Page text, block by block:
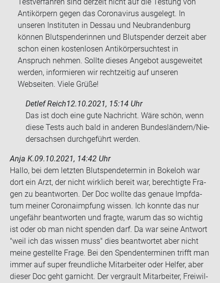
Antikörpern gegen das Coronavirus ausgelegt. In
unseren Instituten in Dessau und Neubrandenburg
können Blutspenderinnen und Blutspender derzeit aber
schon einen kostenlosen Antikörpersuchtest in
Anspruch nehmen. Sollte dieses Angebot ausgeweitet
werden, informieren wir rechtzeitig auf unseren
Webseiten. Viele Grüße!
Detlef Reich12.10.2021, 15:14 Uhr
Das ist doch eine gute Nach­richt. Wäre schön, wenn
diese Tests auch bald in an­de­ren Bun­des­län­dern/Nie­
der­sach­sen durch­ge­führt wer­den.
Anja K.09.10.2021, 14:42 Uhr
Hallo, bei dem letz­ten Blut­spen­de­ter­min in Bo­kel­oh war
dort ein Arzt, der nicht wirk­lich be­reit war, be­rech­tig­te Fra­
gen zu be­ant­wor­ten. Der Doc woll­te das ge­naue Impf­da­
tum mei­ner Co­ro­na­imp­fung wis­sen. Ich konn­te das nur
un­ge­fähr be­ant­wor­ten und frag­te, warum das so wich­tig
ist oder ob man nicht spen­den darf. Da war seine Ant­wort
"weil ich das wis­sen muss" dies be­ant­wor­tet aber nicht
meine ge­stell­te Frage. Bei den Spen­den­ter­mi­nen trifft man
immer auf super freund­li­che Mit­ar­bei­ter oder Hel­fer, aber
die­ser Doc geht gar­nicht. Der ver­grault Mit­ar­bei­ter, Frei­wil­